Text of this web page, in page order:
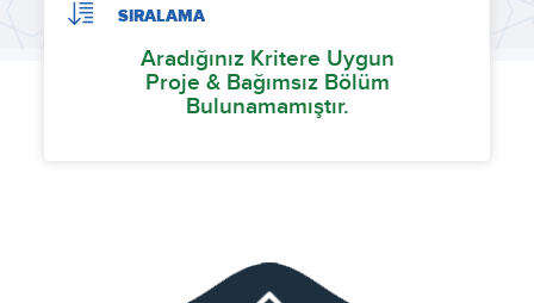
SIRALAMA
Aradığınız Kritere Uygun
Proje & Bağımsız Bölüm
Bulunamamıştır.